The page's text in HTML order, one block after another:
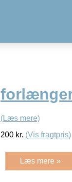
(Læs mere)
200 kr. (Vis fragtpris)
Læs mere »